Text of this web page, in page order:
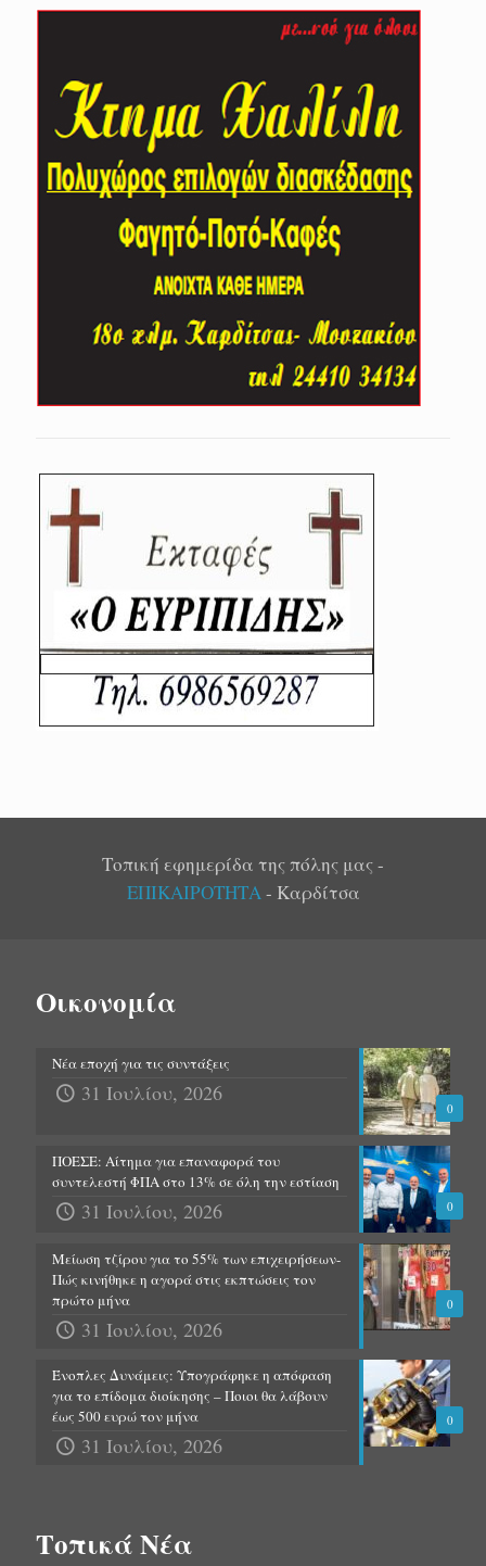
Τοπική εφημερίδα της πόλης μας -
ΕΠΙΚΑΙΡΟΤΗΤΑ- Καρδίτσα
Οικονομία
0
Νέα εποχή για τις συντάξεις
31 Ιουλίου, 2026
0
ΠΟΕΣΕ: Αίτημα για επαναφορά του
συντελεστή ΦΠΑ στο 13% σε όλη την εστίαση
31 Ιουλίου, 2026
0
Μείωση τζίρου για το 55% των επιχειρήσεων-
Πώς κινήθηκε η αγορά στις εκπτώσεις τον
πρώτο μήνα
31 Ιουλίου, 2026
0
Ένοπλες Δυνάμεις: Υπογράφηκε η απόφαση
για το επίδομα διοίκησης – Ποιοι θα λάβουν
έως 500 ευρώ τον μήνα
31 Ιουλίου, 2026
Τοπικά Νέα